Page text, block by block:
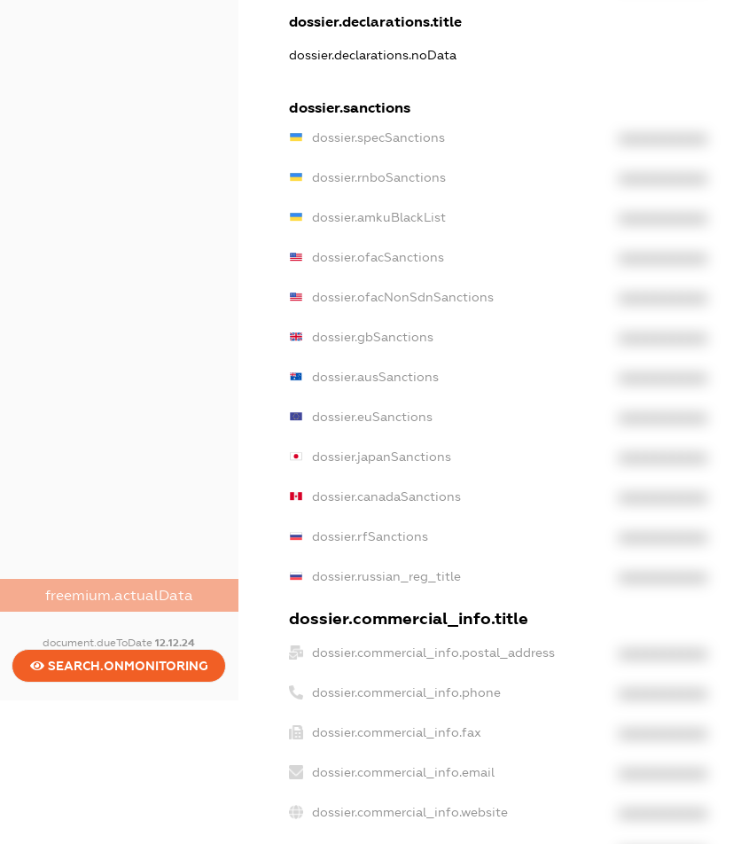
freemium.actualData
document.dueToDate12.12.24
SEARCH.ONMONITORING
dossier.declarations.title
dossier.declarations.noData
dossier.sanctions
dossier.specSanctions
dossier.rnboSanctions
dossier.amkuBlackList
dossier.ofacSanctions
dossier.ofacNonSdnSanctions
dossier.gbSanctions
dossier.ausSanctions
dossier.euSanctions
dossier.japanSanctions
dossier.canadaSanctions
dossier.rfSanctions
dossier.russian_reg_title
dossier.commercial_info.title
dossier.commercial_info.postal_address
dossier.commercial_info.phone
dossier.commercial_info.fax
dossier.commercial_info.email
dossier.commercial_info.website